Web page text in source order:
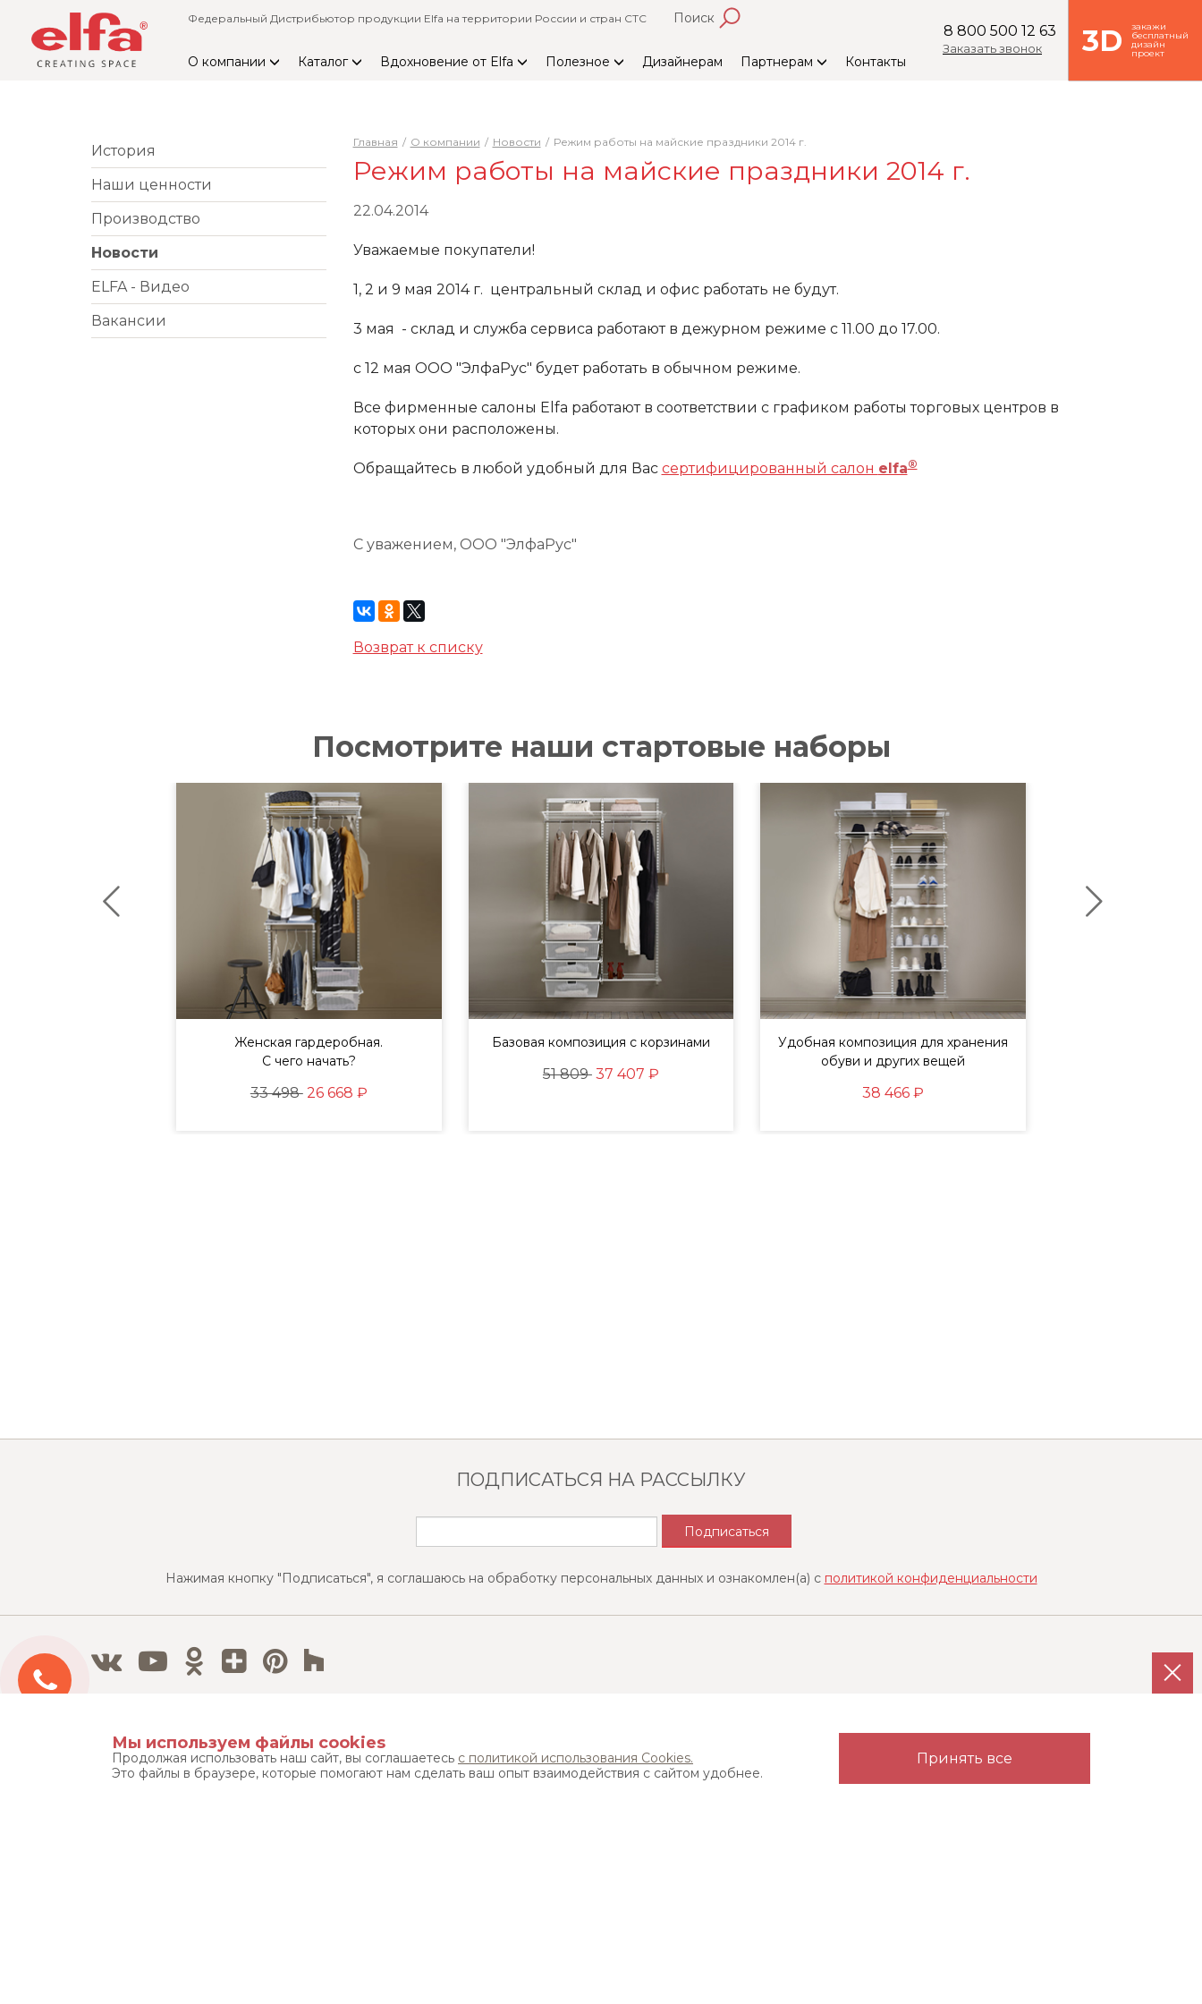
Федеральный Дистрибьютор продукции Elfa на территории России и стран СТС Поиск
3D закажи
бесплатный
дизайн
проект
8 800 500 12 63
Заказать звонок
О компании Каталог Вдохновение от Elfa Полезное Дизайнерам Партнерам Контакты
История
Наши ценности
Производство
Новости
ELFA - Видео
Вакансии
Главная О компании Новости Режим работы на майские праздники 2014 г.
Режим работы на майские праздники 2014 г.
22.04.2014
Уважаемые покупатели!
1, 2 и 9 мая 2014 г. центральный склад и офис работать не будут.
3 мая - склад и служба сервиса работают в дежурном режиме с 11.00 до 17.00.
с 12 мая ООО "ЭлфаРус" будет работать в обычном режиме.
Все фирменные салоны Elfa работают в соответствии с графиком работы торговых центров в
которых они расположены.
Обращайтесь в любой удобный для Вас сертифицированный салон elfa®
С уважением, ООО "ЭлфаРус"
Возврат к списку
Посмотрите наши стартовые наборы
Женская гардеробная.
С чего начать?
33 498 26 668 ₽
Базовая композиция с корзинами
51 809 37 407 ₽
Удобная композиция для хранения
обуви и других вещей
38 466 ₽
ПОДПИСАТЬСЯ НА РАССЫЛКУ
Нажимая кнопку "Подписаться", я соглашаюсь на обработку персональных данных и ознакомлен(a) с политикой конфиденциальности
Бесплатный 3D дизайн-проект
Каталог
Гардеробные
Партнерам
Мы используем файлы cookies
Продолжая использовать наш сайт, вы соглашаетесь с политикой использования Cookies.
Это файлы в браузере, которые помогают нам сделать ваш опыт взаимодействия с сайтом удобнее.
Принять все